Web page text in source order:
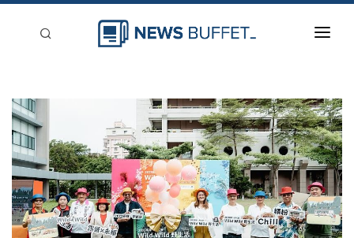
新聞稿分類
登入
刊登